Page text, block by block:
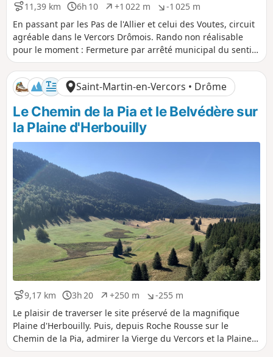
11,39 km
D
i
s
t
a
n
c
e
6h 10
D
u
r
é
e
+1 022 m
D
é
n
i
v
e
l
é
p
o
s
i
t
-1 025 m
D
é
n
i
v
e
l
é
n
é
t
En passant par les Pas de l'Allier et celui des Voutes, circuit
agréable dans le Vercors Drômois. Rando non réalisable
pour le moment : Fermeture par arrêté municipal du sentier
du Pas de l'Allier (commune Echevis)
Saint-Martin-en-Vercors • Drôme
Le Chemin de la Pia et le Belvédère sur
la Plaine d'Herbouilly
9,17 km
D
i
s
t
a
3h 20
D
u
r
é
e
+250 m
D
é
n
i
v
-255 m
D
é
n
v
Le plaisir de traverser le site préservé de la magnifique
Plaine d'Herbouilly. Puis, depuis Roche Rousse sur le
Chemin de la Pia, admirer la Vierge du Vercors et la Plaine
de Saint-Martin. Ensuite, en passant par le Belvédère des